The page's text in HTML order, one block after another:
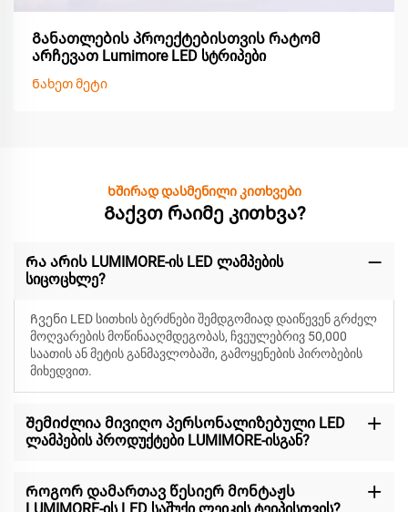
Განათლების პროექტებისთვის რატომ
არჩევათ Lumimore LED სტრიპები
Ნახეთ მეტი
Ხშირად დასმენილი კითხვები
Გაქვთ რაიმე კითხვა?
Რა არის LUMIMORE-ის LED ლამპების
სიცოცხლე?
Ჩვენი LED სითხის ბერძნები შემდგომიად დაიწევენგრძელ
მოღვარების მოწინააღმდეგობას, ჩვეულებრივ 50,000
საათის ან მეტის განმავლობაში, გამოყენების პირობების
მიხედვით.
Შემიძლია მივიღო პერსონალიზებული LED
ლამპების პროდუქტები LUMIMORE-ისგან?
Როგორ დამართავ წესიერ მონტაჟს